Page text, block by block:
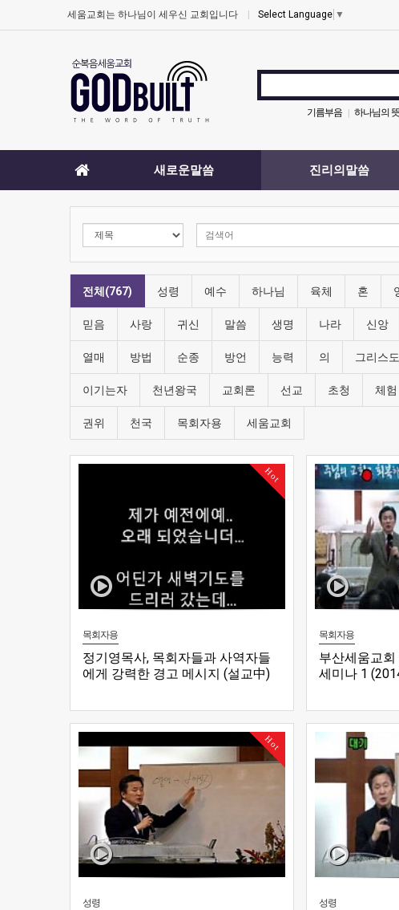
세움교회는 하나님이 세우신 교회입니다 Select Language ▼
기름부음 하나님의 뜻
새로운말씀 진리의말씀
전체(767) 성령 예수 하나님 육체 혼
믿음 사랑 귀신 말씀 생명 나라 신앙
열매 방법 순종 방언 능력 의 그리스
이기는자 천년왕국 교회론 선교 초청 체험
권위 천국 목회자용 세움교회
Hot
목회자용
정기영목사, 목회자들과 사역자들
에게 강력한 경고 메시지 (설교中)
목회자용
부산세움교
세미나 1
Hot
성령 성령